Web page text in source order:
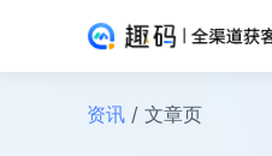
资讯 / 文章页